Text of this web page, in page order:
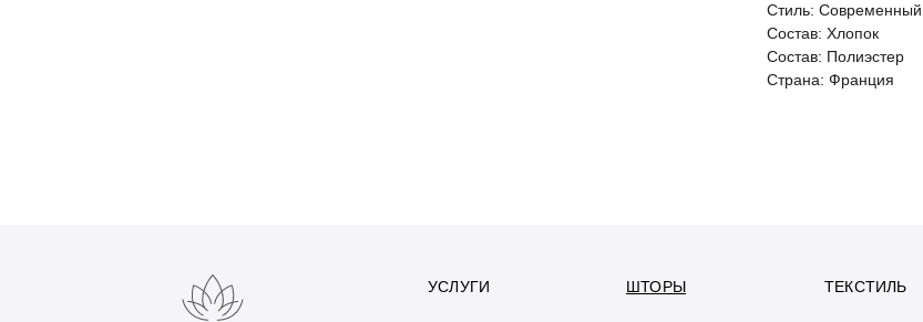
Стиль: Современный
Состав: Хлопок
Состав: Полиэстер
Страна: Франция
УСЛУГИ ШТОРЫ ТЕКСТИЛЬ